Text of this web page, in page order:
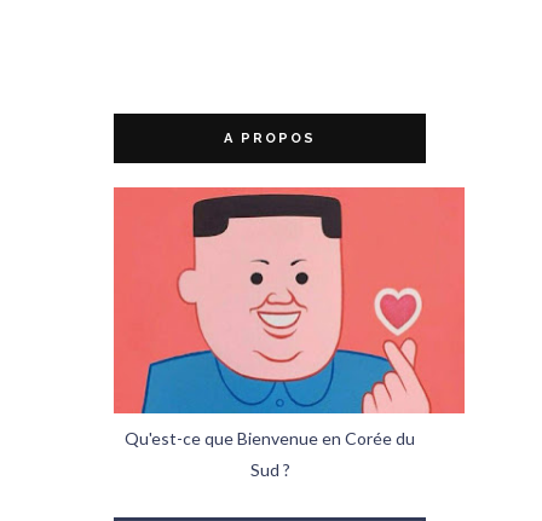
A PROPOS
Qu'est-ce que Bienvenue en Corée du
Sud ?